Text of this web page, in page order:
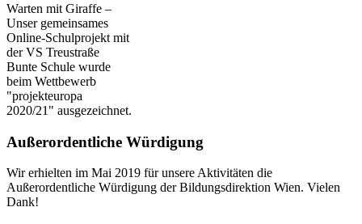
Warten mit Giraffe –
Unser gemeinsames
Online-Schulprojekt mit
der VS Treustraße
Bunte Schule wurde
beim Wettbewerb
"projekteuropa
2020/21" ausgezeichnet.
Außerordentliche Würdigung
Wir erhielten im Mai 2019 für unsere Aktivitäten die
Außerordentliche Würdigung der Bildungsdirektion Wien. Vielen
Dank!